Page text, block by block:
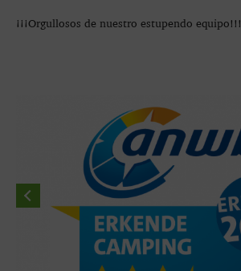
¡¡¡Orgullosos de nuestro estupendo equipo!!!